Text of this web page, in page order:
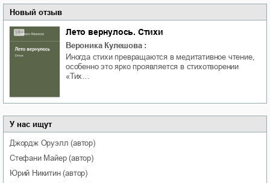
Новый отзыв
Лето вернулось. Стихи
Вероника Кулешова :
Иногда стихи превращаются в медитативное чтение,
особенно это ярко проявляется в стихотворении
«Тих…
У нас ищут
Джордж Оруэлл (автор)
Стефани Майер(автор)
Юрий Никитин(автор)